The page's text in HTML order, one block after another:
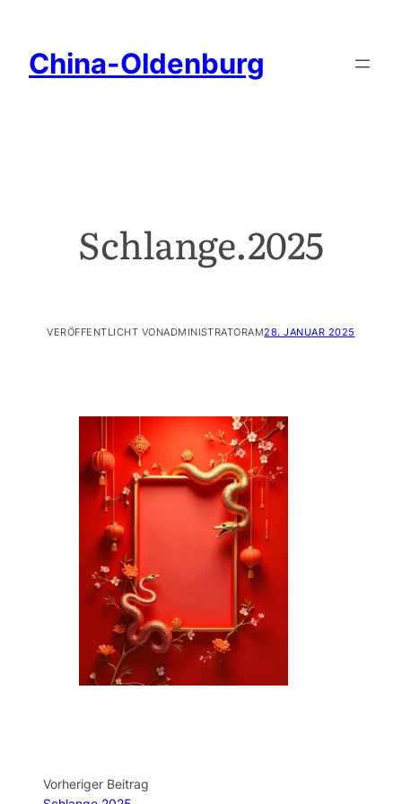
China-Oldenburg
Schlange.2025
VERÖFFENTLICHT VONADMINISTRATORAM28. JANUAR 2025
Vorheriger Beitrag